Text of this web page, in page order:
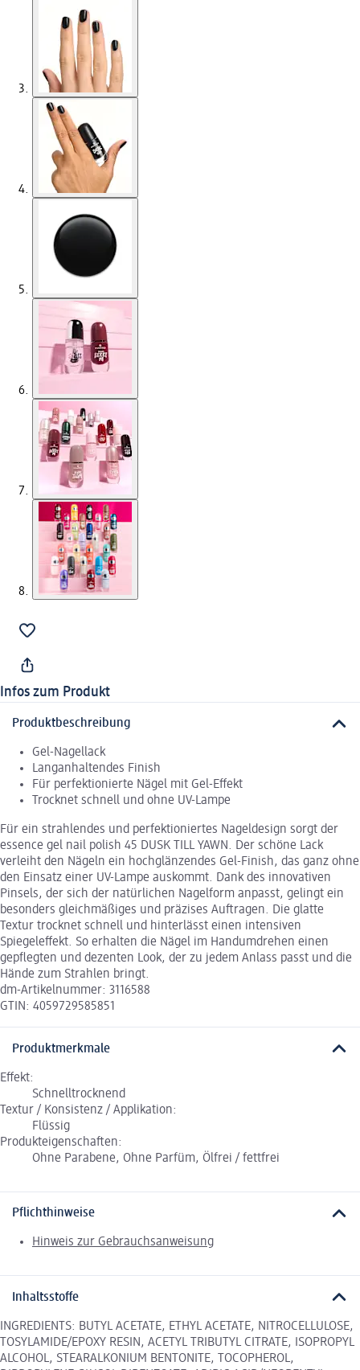
Infos zum Produkt
Produktbeschreibung
Gel-Nagellack
Langanhaltendes Finish
Für perfektionierte Nägel mit Gel-Effekt
Trocknet schnell und ohne UV-Lampe
Für ein strahlendes und perfektioniertes Nageldesign sorgt der
essence gel nail polish 45 DUSK TILL YAWN. Der schöne Lack
verleiht den Nägeln ein hochglänzendes Gel-Finish, das ganz ohne
den Einsatz einer UV-Lampe auskommt. Dank des innovativen
Pinsels, der sich der natürlichen Nagelform anpasst, gelingt ein
besonders gleichmäßiges und präzises Auftragen. Die glatte
Textur trocknet schnell und hinterlässt einen intensiven
Spiegeleffekt. So erhalten die Nägel im Handumdrehen einen
gepflegten und dezenten Look, der zu jedem Anlass passt und die
Hände zum Strahlen bringt.
dm-Artikelnummer: 3116588
GTIN: 4059729585851
Produktmerkmale
Effekt:
Schnelltrocknend
Textur / Konsistenz / Applikation:
Flüssig
Produkteigenschaften:
Ohne Parabene, Ohne Parfüm, Ölfrei / fettfrei
Pflichthinweise
Hinweis zur Gebrauchsanweisung
Inhaltsstoffe
INGREDIENTS: BUTYL ACETATE, ETHYL ACETATE, NITROCELLULOSE,
TOSYLAMIDE/EPOXY RESIN, ACETYL TRIBUTYL CITRATE, ISOPROPYL
ALCOHOL, STEARALKONIUM BENTONITE, TOCOPHEROL,